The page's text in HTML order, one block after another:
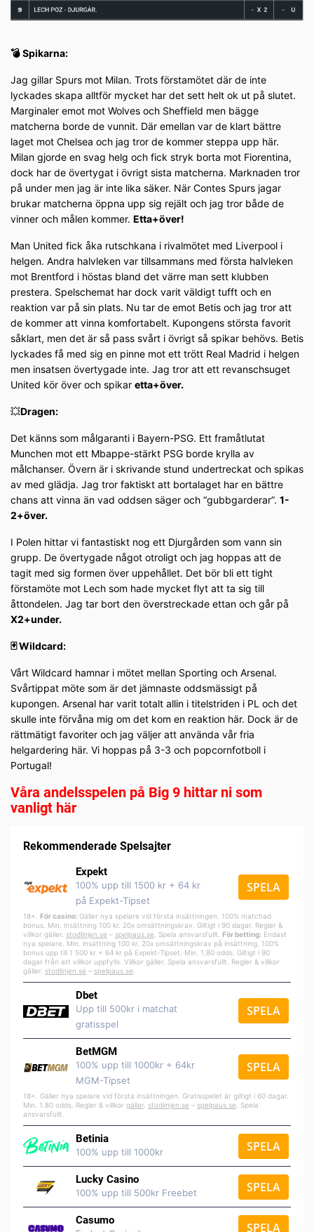
💣 Spikarna:
Jag gillar Spurs mot Milan. Trots förstamötet där de inte
lyckades skapa alltför mycket har det sett helt ok ut på slutet.
Marginaler emot mot Wolves och Sheffield men bägge
matcherna borde de vunnit. Där emellan var de klart bättre
laget mot Chelsea och jag tror de kommer steppa upp här.
Milan gjorde en svag helg och fick stryk borta mot Fiorentina,
dock har de övertygat i övrigt sista matcherna. Marknaden tror
på under men jag är inte lika säker. När Contes Spurs jagar
brukar matcherna öppna upp sig rejält och jag tror både de
vinner och målen kommer. Etta+över!
Man United fick åka rutschkana i rivalmötet med Liverpool i
helgen. Andra halvleken var tillsammans med första halvleken
mot Brentford i höstas bland det värre man sett klubben
prestera. Spelschemat har dock varit väldigt tufft och en
reaktion var på sin plats. Nu tar de emot Betis och jag tror att
de kommer att vinna komfortabelt. Kupongens största favorit
såklart, men det är så pass svårt i övrigt så spikar behövs. Betis
lyckades få med sig en pinne mot ett trött Real Madrid i helgen
men insatsen övertygade inte. Jag tror att ett revanschsuget
United kör över och spikar etta+över.
💥Dragen:
Det känns som målgaranti i Bayern-PSG. Ett framåtlutat
Munchen mot ett Mbappe-stärkt PSG borde krylla av
målchanser. Övern är i skrivande stund undertreckat och spikas
av med glädja. Jag tror faktiskt att bortalaget har en bättre
chans att vinna än vad oddsen säger och “gubbgarderar”. 1-
2+över.
I Polen hittar vi fantastiskt nog ett Djurgården som vann sin
grupp. De övertygade något otroligt och jag hoppas att de
tagit med sig formen över uppehållet. Det bör bli ett tight
förstamöte mot Lech som hade mycket flyt att ta sig till
åttondelen. Jag tar bort den överstreckade ettan och går på
X2+under.
🃏 Wildcard:
Vårt Wildcard hamnar i mötet mellan Sporting och Arsenal.
Svårtippat möte som är det jämnaste oddsmässigt på
kupongen. Arsenal har varit totalt allin i titelstriden i PL och det
skulle inte förvåna mig om det kom en reaktion här. Dock är de
rättmätigt favoriter och jag väljer att använda vår fria
helgardering här. Vi hoppas på 3-3 och popcornfotboll i
Portugal!
Våra andelsspelen på Big 9 hittar ni som
vanligt här
Rekommenderade Spelsajter
Expekt
100% upp till 1500 kr + 64 kr
på Expekt-Tipset
SPELA
18+. För casino: Gäller nya spelare vid första insättningen. 100% matchad
bonus. Min. insättning 100 kr. 20x omsättningskrav. Giltigt i 90 dagar. Regler &
villkor gäller. stodlinjen.se – spelpaus.se . Spela ansvarsfullt. För betting: Endast
nya spelare. Min. insättning 100 kr. 20x omsättningskrav på insättning. 100%
bonus upp till 1 500 kr + 64 kr på Expekt-Tipset. Min. 1,80 odds. Giltigt i 90
dagar från att villkor uppfylls. Villkor gäller. Spela ansvarsfullt. Regler & villkor
gäller. stodlinjen.se – spelpaus.se
Dbet
Upp till 500kr i matchat
gratisspel
SPELA
BetMGM
100% upp till 1000kr + 64kr
MGM-Tipset
SPELA
18+. Gäller nya spelare vid första insättningen. Gratisspelet är giltigt i 60 dagar.
Min. 1.80 odds. Regler & villkor gäller stodlinjen.se – spelpaus.se . Spela
ansvarsfullt.
Betinia
100% upp till 1000kr SPELA
Lucky Casino
100% upp till 500kr Freebet SPELA
Casumo SPELA